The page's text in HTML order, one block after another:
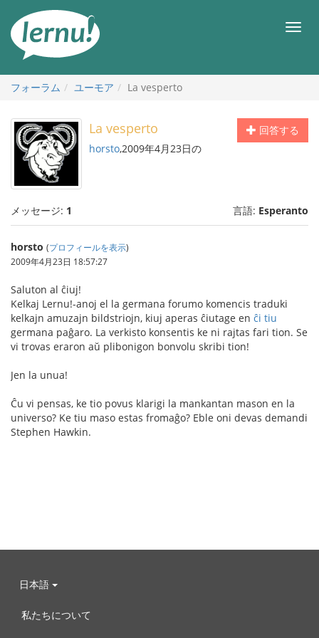
メ
フォーラム
ユーモア La vesperto
回答する
La vesperto
horsto,2009年4月23日の
メッセージ: 1 言語: Esperanto
horsto (プロフィールを表示)
2009年4月23日 18:57:27
Saluton al ĉiuj!
Kelkaj Lernu!-anoj el la germana forumo komencis traduki
kelkajn amuzajn bildstriojn, kiuj aperas ĉiutage en ĉi tiu
germana paĝaro. La verkisto konsentis ke ni rajtas fari tion. Se
vi trovas eraron aŭ plibonigon bonvolu skribi tion!
Jen la unua!
Ĉu vi pensas, ke tio povus klarigi la mankantan mason en la
universo? Ke tiu maso estas fromaĝo? Eble oni devas demandi
Stephen Hawkin.
日本語
私たちについて